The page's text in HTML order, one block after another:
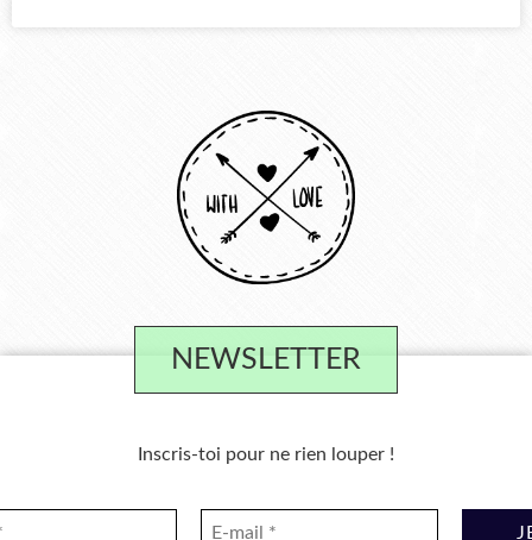
NEWSLETTER
Inscris-toi pour ne rien louper !